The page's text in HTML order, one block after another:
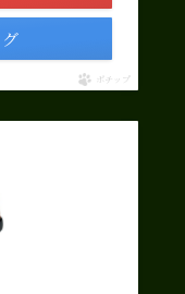
ポチップ